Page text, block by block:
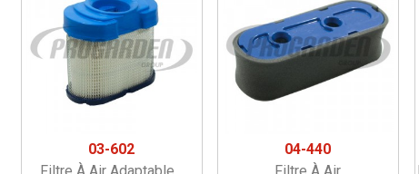
03-602
04-440